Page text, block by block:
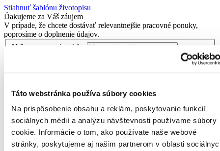
Táto webstránka používa súbory cookies
Na prispôsobenie obsahu a reklám, poskytovanie funkcií
sociálnych médií a analýzu návštevnosti používame súbory
cookie. Informácie o tom, ako používate naše webové
stránky, poskytujeme aj našim partnerom v oblasti
Stiahnuť šablónu životopisu
Ďakujeme za Váš záujem
V prípade, že chcete dostávať relevantnejšie pracovné ponuky,
poprosíme o doplnenie údajov.
Vaše meno a priezvisko
Zadajte vaše telefónne čislo.
Zadajte vašu e-mailovú adresu.
Zadajte miesto výkonu práce.
Chcem zadať presný čas kontaktovania
Preferovaný deň kontaktovania
(nepovinné)